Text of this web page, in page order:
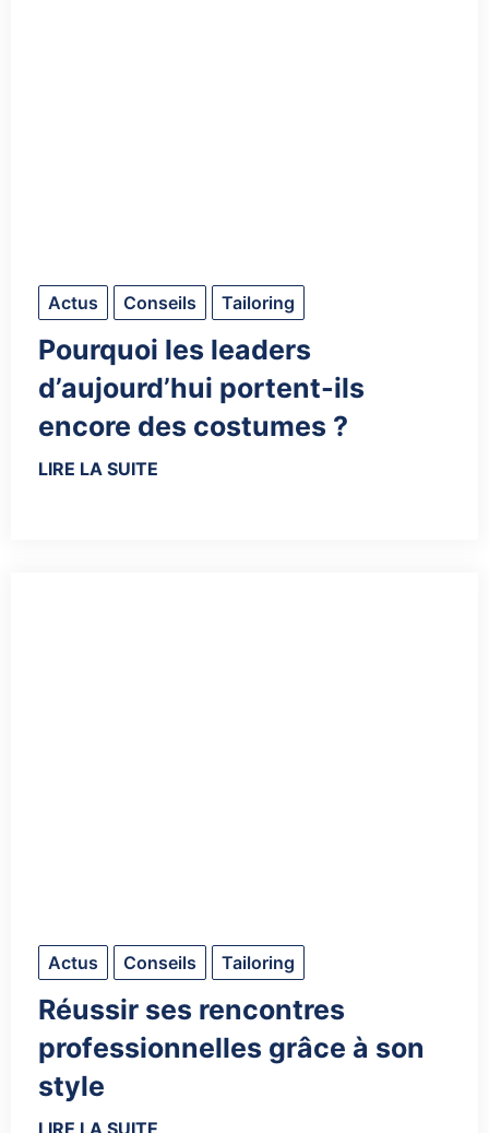
Actus Conseils Tailoring
Pourquoi les leaders
d’aujourd’hui portent-ils
encore des costumes ?
LIRE LA SUITE
Actus Conseils Tailoring
Réussir ses rencontres
professionnelles grâce à son
style
LIRE LA SUITE